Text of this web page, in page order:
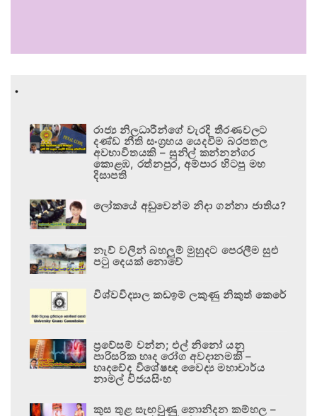
.
රාජ්‍ය නිලධාරීන්ගේ වැරදි තීරණවලට
දණ්ඩ නීති සංග්‍රහය යෙදවීම බරපතල
අවභාවිතයකි – සුනිල් කන්නන්ගර
කොළඹ, රත්නපුර, අම්පාර හිටපු මහ
දිසාපති
ලෝකයේ අඩුවෙන්ම නිදා ගන්නා ජාතිය?
නැව් වලින් බහලුම් මුහුදට පෙරලීම සුළු
පටු දෙයක් නොවේ
විශ්වවිද්‍යාල කඩඉම් ලකුණු නිකුත් කෙරේ
ප්‍රවේසම් වන්න; එල් නිනෝ යනු
පාරිසරික හෘද රෝග අවදානමකි –
හෘදවේද විශේෂඥ වෛද්‍ය මහාචාර්ය
නාමල් විජයසිංහ
කුස තුළ සැඟවුණු නොනිදන කම්හල –